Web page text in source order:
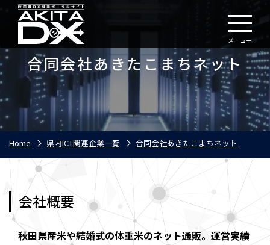
メニュー
合同会社あきたこまちネット
Home 県内ICT関連企業一覧 合同会社あきたこまちネット
会社概要
秋田県産米や結婚式の体重米のネット通販。運営実績